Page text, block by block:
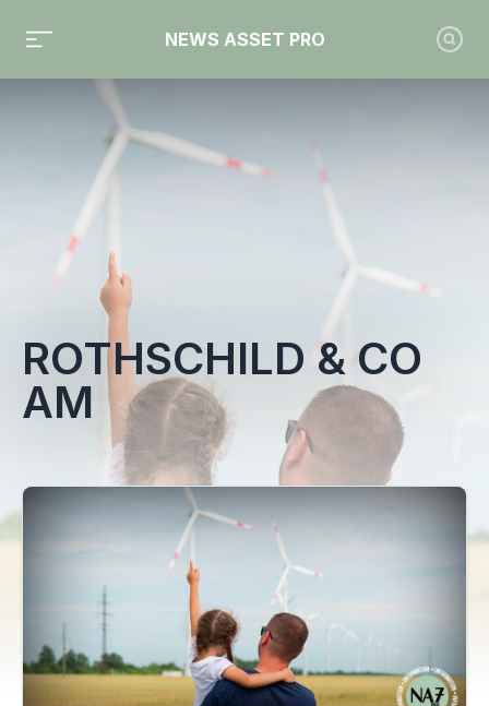
NEWS ASSET PRO
Toute l'actualité sur le tag "Rothschild &amp; Co AM"
ROTHSCHILD & CO
AM